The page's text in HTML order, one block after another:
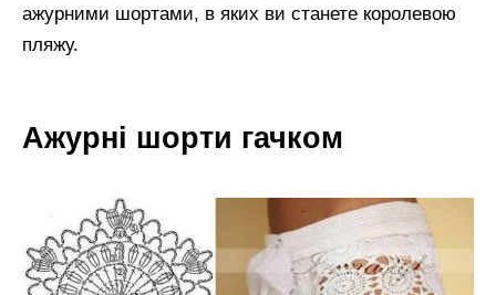
ажурними шортами, в яких ви станете королевою
пляжу.
Ажурні шорти гачком